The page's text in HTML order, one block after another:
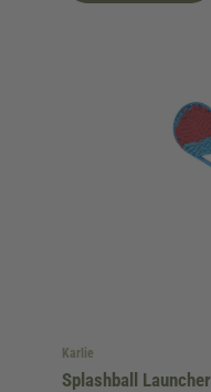
Karlie
Splashball Launcher